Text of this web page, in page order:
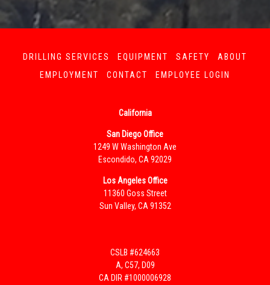
DRILLING SERVICES EQUIPMENT SAFETY
ABOUT
EMPLOYMENT
CONTACT EMPLOYEE LOGIN
California
San Diego Office
1249 W Washington Ave
Escondido, CA 92029
Los Angeles Office
11360 Goss Street
Sun Valley, CA 91352
CSLB #624663
A, C57, D09
CA DIR #1000006928